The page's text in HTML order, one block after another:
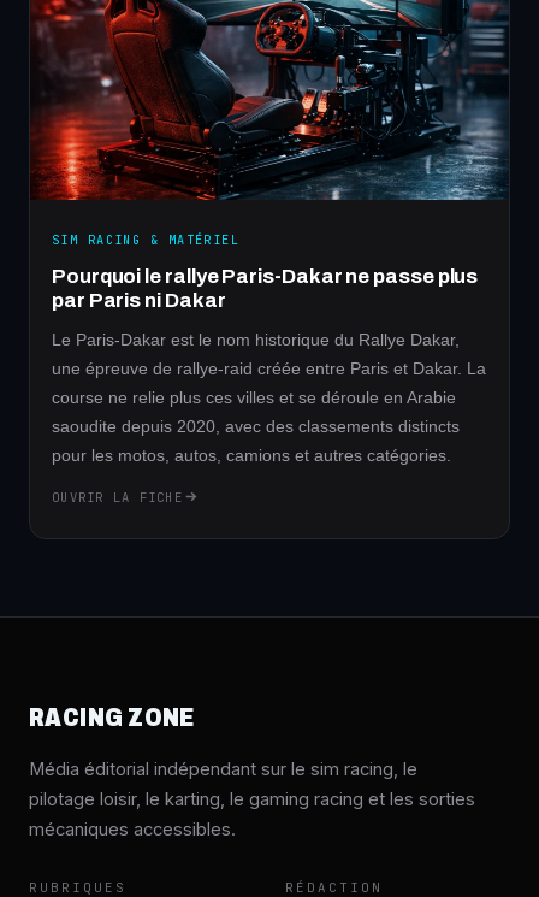
SIM RACING & MATÉRIEL
Pourquoi le rallye Paris-Dakar ne passe plus
par Paris ni Dakar
Le Paris-Dakar est le nom historique du Rallye Dakar,
une épreuve de rallye-raid créée entre Paris et Dakar. La
course ne relie plus ces villes et se déroule en Arabie
saoudite depuis 2020, avec des classements distincts
pour les motos, autos, camions et autres catégories.
OUVRIR LA FICHE
RACING ZONE
Média éditorial indépendant sur le sim racing, le
pilotage loisir, le karting, le gaming racing et les sorties
mécaniques accessibles.
RUBRIQUES RÉDACTION